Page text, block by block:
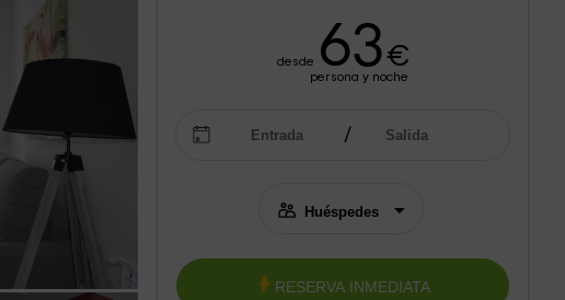
desde 63€
persona y noche
RESERVA INMEDIATA